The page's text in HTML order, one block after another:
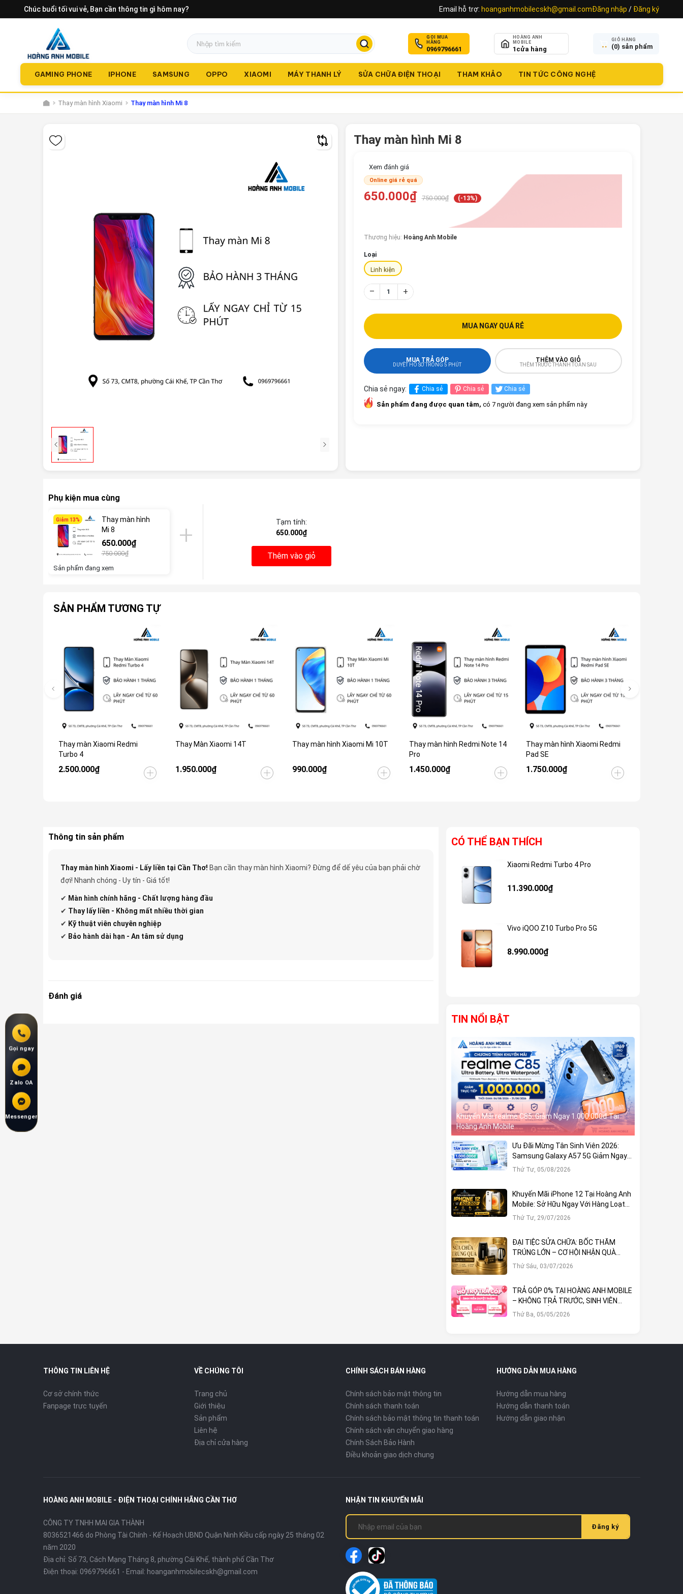
Chúc buổi tối vui vẻ, Bạn cần thông tin gì hôm nay? Email hỗ trợ: hoanganhmobilecskh@gmail.comĐăng nhập / Đăng ký
GỌI MUA
HÀNG
0969796661
HOÀNG ANH
MOBILE
1 cửa hàng
GIỎ HÀNG
(0) sản phẩm
GAMING PHONE IPHONE SAMSUNG OPPO XIAOMI MÁY THANH LÝ SỬA CHỮA ĐIỆN THOẠI THAM KHẢO TIN TỨC CÔNG NGHỆ
Thay màn hình Xiaomi Thay màn hình Mi 8
Thay màn hình Mi 8
Xem đánh giá
Online giá rẻ quá
650.000₫ 750.000₫ (-13%)
Thương hiệu: Hoàng Anh Mobile
Loại
Linh kiện
– +
MUA NGAY QUÁ RẺ
MUA TRẢ GÓP
DUYỆT HỒ SƠ TRONG 5 PHÚT
THÊM VÀO GIỎ
THÊM TRƯỚC THANH TOÁN SAU
Chia sẻ ngay: Chia sẻ Chia sẻ Chia sẻ
Sản phẩm đang được quan tâm, có 7 người đang xem sản phẩm này
Phụ kiện mua cùng
Giảm 13%
Thay màn hình
Mi 8
650.000₫
750.000₫
Sản phẩm đang xem
Tạm tính:
650.000₫
Thêm vào giỏ
SẢN PHẨM TƯƠNG TỰ
Thay màn Xiaomi Redmi
Turbo 4
2.500.000₫
Thay Màn Xiaomi 14T
1.950.000₫
Thay màn hình Xiaomi Mi 10T
990.000₫
Thay màn hình Redmi Note 14
Pro
1.450.000₫
Thay màn hình Xiaomi Redmi
Pad SE
1.750.000₫
Thông tin sản phẩm
Thay màn hình Xiaomi - Lấy liền tại Cần Thơ! Bạn cần thay màn hình Xiaomi? Đừng để dế yêu của bạn phải chờ
đợi! Nhanh chóng - Uy tín - Giá tốt!
✔ Màn hình chính hãng - Chất lượng hàng đầu
✔ Thay lấy liền - Không mất nhiều thời gian
✔ Kỹ thuật viên chuyên nghiệp
✔ Bảo hành dài hạn - An tâm sử dụng
Đánh giá
CÓ THỂ BẠN THÍCH
Xiaomi Redmi Turbo 4 Pro
11.390.000₫
Vivo iQOO Z10 Turbo Pro 5G
8.990.000₫
TIN NỔI BẬT
Khuyến Mãi realme C85: Giảm Ngay 1.000.000đ Tại
Hoàng Anh Mobile
Ưu Đãi Mừng Tân Sinh Viên 2026:
Samsung Galaxy A57 5G Giảm Ngay
1.000.000đ
Thứ Tư, 05/08/2026
Khuyến Mãi iPhone 12 Tại Hoàng Anh
Mobile: Sở Hữu Ngay Với Hàng Loạt
Ưu Đãi Hấp Dẫn
Thứ Tư, 29/07/2026
ĐẠI TIỆC SỬA CHỮA: BỐC THĂM
TRÚNG LỚN – CƠ HỘI NHẬN QUÀ
KHỦNG TẠI HOÀNG ANH MOBILE
Thứ Sáu, 03/07/2026
TRẢ GÓP 0% TẠI HOÀNG ANH MOBILE
– KHÔNG TRẢ TRƯỚC, SINH VIÊN
DUYỆT THẲNG!
Thứ Ba, 05/05/2026
THÔNG TIN LIÊN HỆ
Cơ sở chính thức
Fanpage trực tuyến
VỀ CHÚNG TÔI
Trang chủ
Giới thiệu
Sản phẩm
Liên hệ
Địa chỉ cửa hàng
CHÍNH SÁCH BÁN HÀNG
Chính sách bảo mật thông tin
Chính sách thanh toán
Chính sách bảo mật thông tin thanh toán
Chính sách vận chuyển giao hàng
Chính Sách Bảo Hành
Điều khoản giao dịch chung
HƯỚNG DẪN MUA HÀNG
Hướng dẫn mua hàng
Hướng dẫn thanh toán
Hướng dẫn giao nhận
HOÀNG ANH MOBILE - ĐIỆN THOẠI CHÍNH HÃNG CẦN THƠ
CÔNG TY TNHH MAI GIA THÀNH
8036521466 do Phòng Tài Chính - Kế Hoạch UBND Quận Ninh Kiều cấp ngày 25 tháng 02
năm 2020
Địa chỉ: Số 73, Cách Mạng Tháng 8, phường Cái Khế, thành phố Cần Thơ
Điện thoại: 0969796661 - Email: hoanganhmobilecskh@gmail.com
NHẬN TIN KHUYẾN MÃI
Đăng ký
Gọi ngay
Zalo OA
Messenger